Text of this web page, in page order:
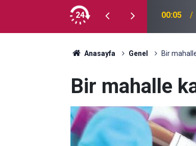
24
kullanmıyorum, çocuklarımı verin 00:05
Anasayfa Genel Bir
Bir mahalle